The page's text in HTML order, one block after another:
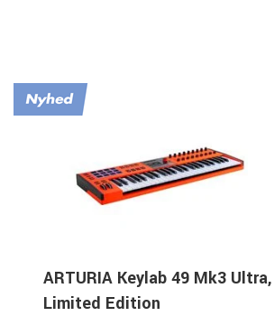
ARTURIA Keylab 49 Mk3 Ultra,
Limited Edition